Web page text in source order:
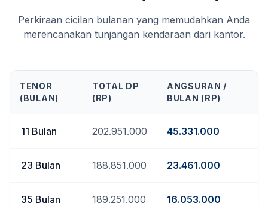
Perkiraan cicilan bulanan yang memudahkan Anda
merencanakan tunjangan kendaraan dari kantor.
TENOR
(BULAN)
TOTAL DP
(RP)
ANGSURAN /
BULAN (RP)
11 Bulan 202.951.000 45.331.000
23 Bulan 188.851.000 23.461.000
35 Bulan 189.251.000 16.053.000